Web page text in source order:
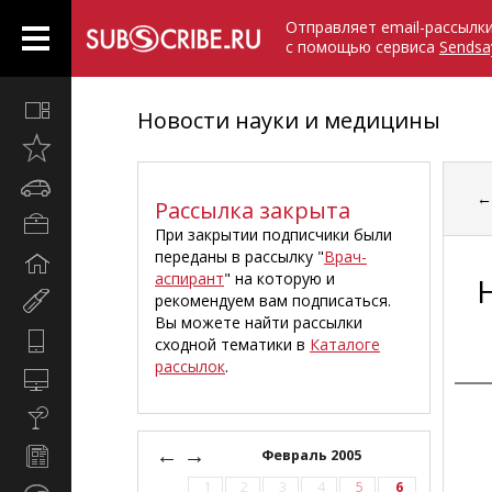
Отправляет email-рассылки
с помощью сервиса
недавно
Компьютеры
Культура,
Новости науки и медицины
Рассылка закрыта
При закрытии подписчики были
переданы в рассылку "Врач-
аспирант" на которую и
рекомендуем вам подписаться.
Вы можете найти рассылки
сходной тематики в Каталоге
рассылок.
← Февраль 2005
→
1 2 3 4 5
6
←